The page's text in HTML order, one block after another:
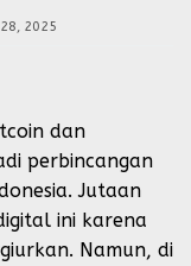
2025
dan
perbincangan
Jutaan
ini karena
Namun, di